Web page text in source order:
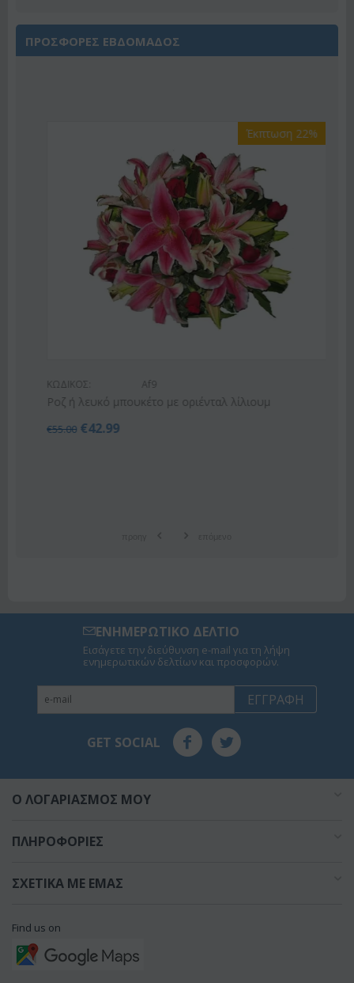
ΠΡΟΣΦΟΡΕΣ ΕΒΔΟΜΑΔΟΣ
Έκπτωση 22%
ΚΩΔΙΚΟΣ: Af9
Ροζ ή λευκό μπουκέτο με οριένταλ λίλιουμ
55.00 € 42.99
ΕΝΗΜΕΡΩΤΙΚΟ ΔΕΛΤΙΟ
Εισάγετε την διεύθυνση e-mail για τη λήψη
ενημερωτικών δελτίων και προσφορών.
ΕΓΓΡΑΦΉ
GET SOCIAL
O ΛΟΓΑΡΙΑΣΜΌΣ ΜΟΥ
ΠΛΗΡΟΦΟΡΊΕΣ
ΣΧΕΤΙΚΆ ΜΕ ΕΜΆΣ
Find us on